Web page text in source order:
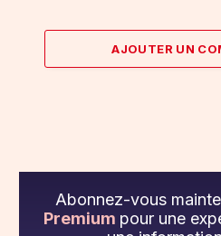
AJOUTER UN
Abonnez-vous
Premium pour une